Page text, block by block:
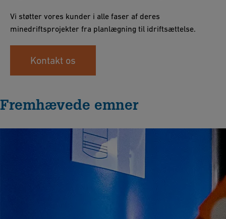
Vi støtter vores kunder i alle faser af deres
minedriftsprojekter fra planlægning til idriftsættelse.
Kontakt os
Fremhævede emner